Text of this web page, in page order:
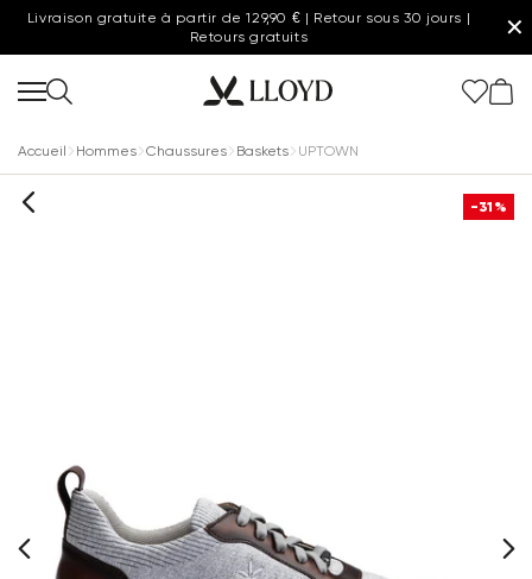
Livraison gratuite à partir de 129,90 € | Retour sous 30 jours |
Retours gratuits
✕
Accueil Hommes Chaussures Baskets UPTOWN
-31%